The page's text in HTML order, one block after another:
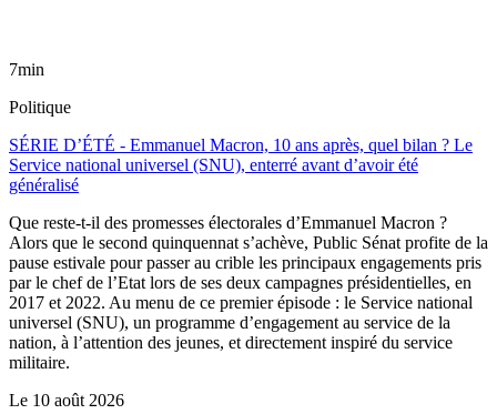
7min
Politique
SÉRIE D’ÉTÉ - Emmanuel Macron, 10 ans après, quel bilan ? Le
Service national universel (SNU), enterré avant d’avoir été
généralisé
Que reste-t-il des promesses électorales d’Emmanuel Macron ?
Alors que le second quinquennat s’achève, Public Sénat profite de la
pause estivale pour passer au crible les principaux engagements pris
par le chef de l’Etat lors de ses deux campagnes présidentielles, en
2017 et 2022. Au menu de ce premier épisode : le Service national
universel (SNU), un programme d’engagement au service de la
nation, à l’attention des jeunes, et directement inspiré du service
militaire.
Le 10 août 2026